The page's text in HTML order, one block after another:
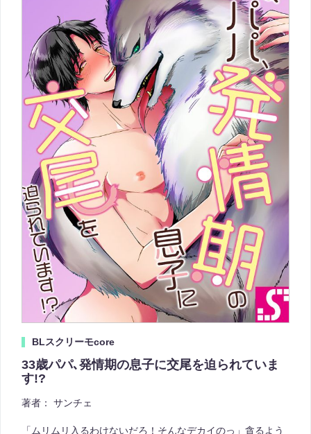
BLスクリーモcore
33歳パパ､発情期の息子に交尾を迫られていま
す!?
著者： サンチェ
「ムリムリ入るわけないだろ！そんなデカイのっ」貪るよう